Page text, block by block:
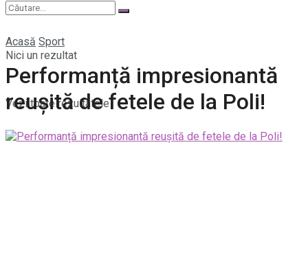
Nici un rezultat
Vezi toate rezultatele
Acasă Sport
Performanță impresionantă
reușită de fetele de la Poli!